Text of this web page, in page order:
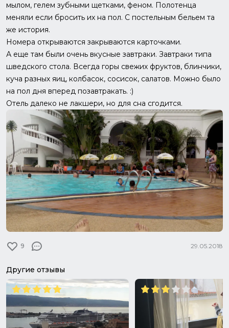
мылом, гелем зубными щетками, феном. Полотенца
меняли если бросить их на пол. С постельным бельем та
же история.
Номера открываются закрываются карточками.
А еще там были очень вкусные завтраки. Завтраки типа
шведского стола. Всегда горы свежих фруктов, блинчики,
куча разных яиц, колбасок, сосисок, салатов. Можно было
на пол дня вперед позавтракать. :)
Отель далеко не лакшери, но для сна сгодится.
9 29.05.2018
Другие отзывы